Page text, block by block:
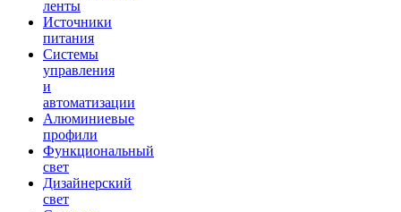
ленты
Источники
питания
Системы
управления
и
автоматизации
Алюминиевые
профили
Функциональный
свет
Дизайнерский
свет